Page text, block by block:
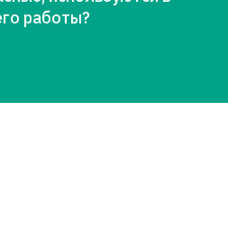
работы?